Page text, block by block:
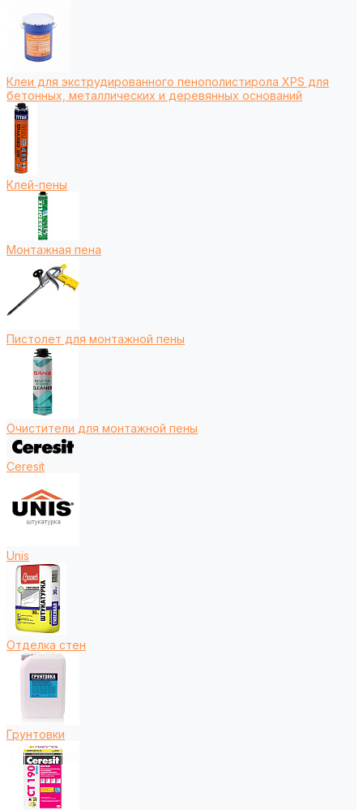
Клеи для экструдированного пенополистирола XPS для
бетонных, металлических и деревянных оснований
Клей-пены
Монтажная пена
Пистолет для монтажной пены
Очистители для монтажной пены
Ceresit
Unis
Отделка стен
Грунтовки